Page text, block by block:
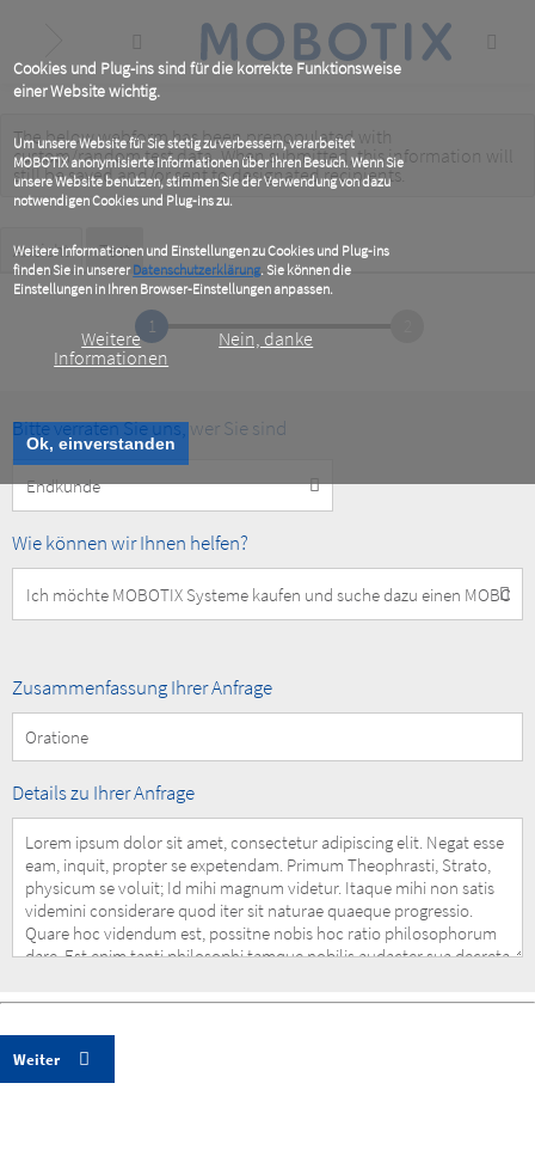
Cookies und Plug-ins sind für die korrekte Funktionsweise
einer Website wichtig.
Um unsere Website für Sie stetig zu verbessern, verarbeitet
MOBOTIX anonymisierte Informationen über Ihren Besuch. Wenn Sie
unsere Website benutzen, stimmen Sie der Verwendung von dazu
notwendigen Cookies und Plug-ins zu.
Weitere Informationen und Einstellungen zu Cookies und Plug-ins
finden Sie in unsererDatenschutzerklärung. Sie können die
Einstellungen in Ihren Browser-Einstellungen anpassen.
Weitere
Informationen
Nein, danke
Ok, einverstanden
content
Warning
message
The below webform has been prepopulated with
custom/random test data. When submitted, this information will
still be savedand/orsent to designated recipients.
Primary
tabs
Ansicht Test(active
tab)
1
Bitte verraten Sie uns, wer Sie sind
Customer
Type
How
help
you?
Wie können wir Ihnen helfen?
Summary
Request
Zusammenfassung Ihrer Anfrage
Details
Request
Details zu Ihrer Anfrage